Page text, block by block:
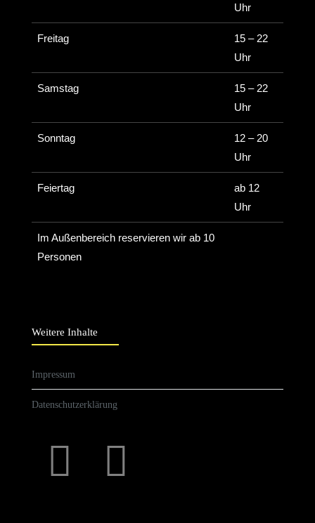
Uhr
Freitag
15 – 22
Uhr
Samstag
15 – 22
Uhr
Sonntag
12 – 20
Uhr
Feiertag
ab 12
Uhr
Im Außenbereich reservieren wir ab 10
Personen
Weitere Inhalte
Impressum
Datenschutzerklärung